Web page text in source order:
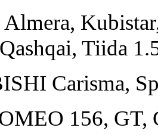
Tiida
Carisma,
156, GT,